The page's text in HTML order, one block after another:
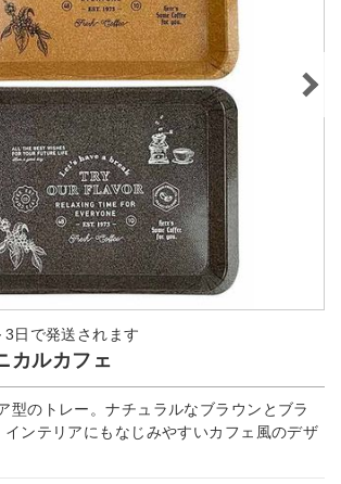
日で発送されます
カルカフェ
型のトレー。ナチュラルなブラウンとブラ
インテリアにもなじみやすいカフェ風のデザ